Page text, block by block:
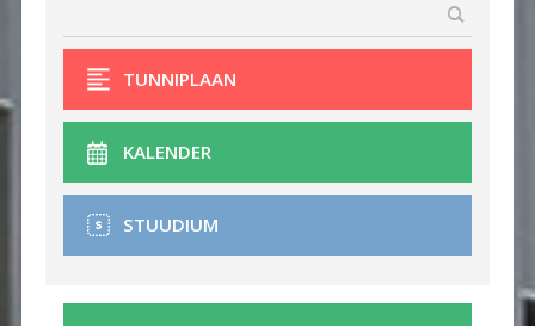
TUNNIPLAAN
KALENDER
STUUDIUM